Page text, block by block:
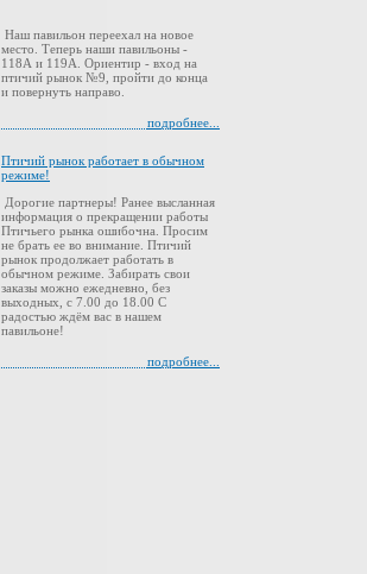
Наш павильон переехал на новое
место. Теперь наши павильоны -
118А и 119А. Ориентир - вход на
птичий рынок №9, пройти до конца
и повернуть направо.
подробнее...
Птичий рынок работает в обычном
режиме!
Дорогие партнеры! Ранее высланная
информация о прекращении работы
Птичьего рынка ошибочна. Просим
не брать ее во внимание. Птичий
рынок продолжает работать в
обычном режиме. Забирать свои
заказы можно ежедневно, без
выходных, с 7.00 до 18.00 С
радостью ждём вас в нашем
павильоне!
подробнее...